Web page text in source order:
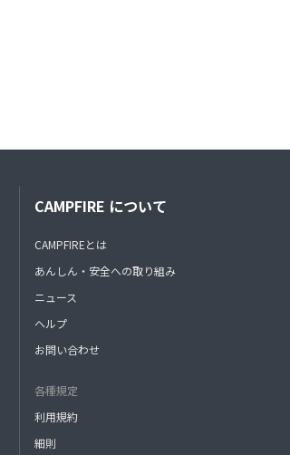
CAMPFIRE について
CAMPFIREとは
あんしん・安全への取り組み
ニュース
ヘルプ
お問い合わせ
各種規定
利用規約
細則